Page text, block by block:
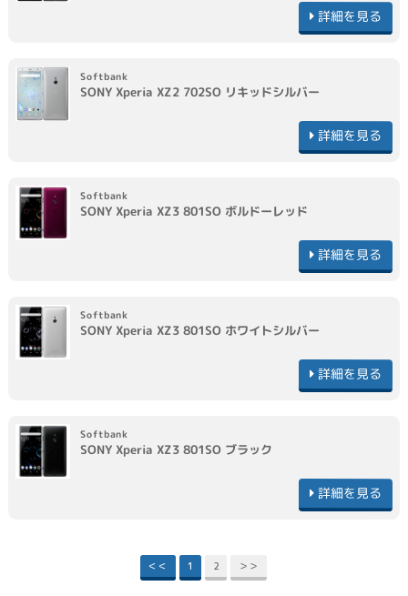
詳細を見る
Softbank
SONY Xperia XZ2 702SO リキッドシルバー
詳細を見る
Softbank
SONY Xperia XZ3 801SO ボルドーレッド
詳細を見る
Softbank
SONY Xperia XZ3 801SO ホワイトシルバー
詳細を見る
Softbank
SONY Xperia XZ3 801SO ブラック
詳細を見る
＜＜ 1 2 ＞＞